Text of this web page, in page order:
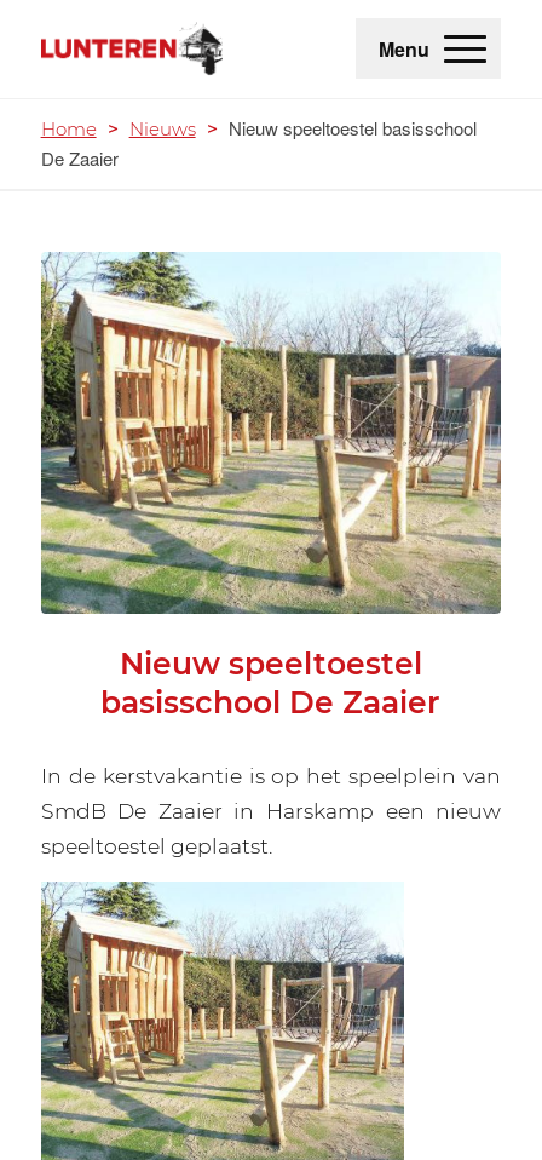
Menu
Home > Nieuws > Nieuw speeltoestel basisschool
De Zaaier
Nieuw speeltoestel
basisschool De Zaaier
In de kerstvakantie is op het speelplein van
SmdB De Zaaier in Harskamp een nieuw
speeltoestel geplaatst.